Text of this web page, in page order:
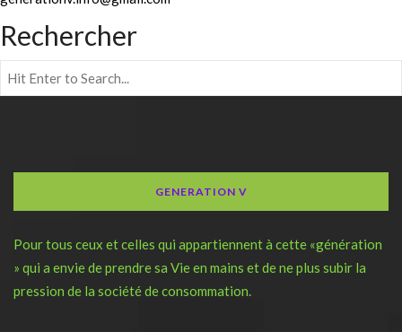
Rechercher
GENERATION V
Pour tous ceux et celles qui appartiennent à cette «génération
» qui a envie de prendre sa Vie en mains et de ne plus subir la
pression de la société de consommation.